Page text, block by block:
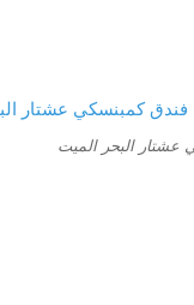
عشتار البحر الميت